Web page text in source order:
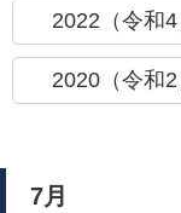
2022（令和
2020（令和
7月